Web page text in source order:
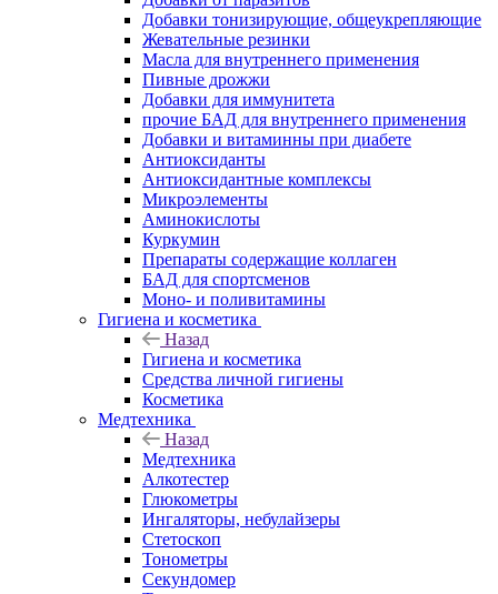
Добавки тонизирующие, общеукрепляющие
Жевательные резинки
Масла для внутреннего применения
Пивные дрожжи
Добавки для иммунитета
прочие БАД для внутреннего применения
Добавки и витаминны при диабете
Антиоксиданты
Антиоксидантные комплексы
Микроэлементы
Аминокислоты
Куркумин
Препараты содержащие коллаген
БАД для спортсменов
Моно- и поливитамины
Гигиена и косметика
Назад
Гигиена и косметика
Средства личной гигиены
Косметика
Медтехника
Назад
Медтехника
Алкотестер
Глюкометры
Ингаляторы, небулайзеры
Стетоскоп
Тонометры
Секундомер